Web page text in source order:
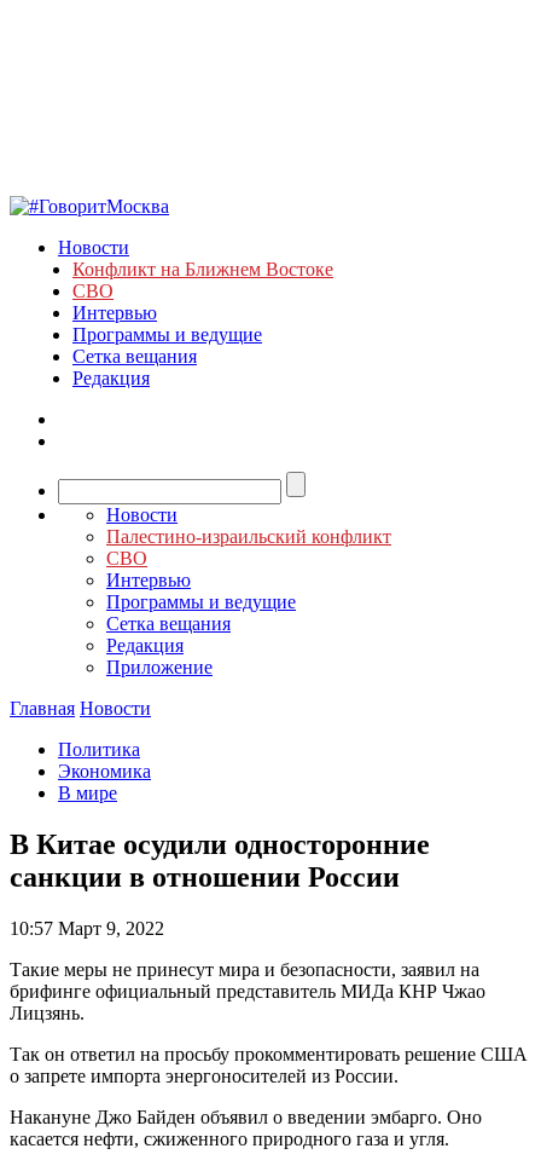
Новости
Конфликт на Ближнем Востоке
СВО
Интервью
Программы и ведущие
Сетка вещания
Редакция
Новости
Палестино-израильский конфликт
СВО
Интервью
Программы и ведущие
Сетка вещания
Редакция
Приложение
Главная Новости
Политика
Экономика
В мире
В Китае осудили односторонние
санкции в отношении России
10:57 Март 9, 2022
Такие меры не принесут мира и безопасности, заявил на
брифинге официальный представитель МИДа КНР Чжао
Лицзянь.
Так он ответил на просьбу прокомментировать решение США
о запрете импорта энергоносителей из России.
Накануне Джо Байден объявил о введении эмбарго. Оно
касается нефти, сжиженного природного газа и угля.